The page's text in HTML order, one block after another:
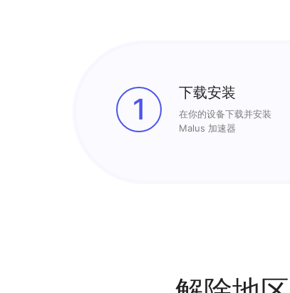
1 下载安装
在你的设备下载并安装
Malus 加速器